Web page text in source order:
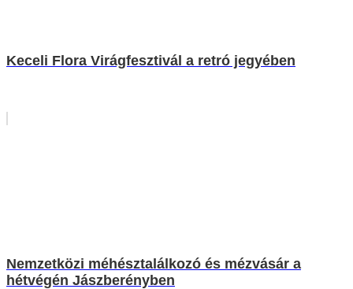
Keceli Flora Virágfesztivál a retró jegyében
Nemzetközi méhésztalálkozó és mézvásár a
hétvégén Jászberényben